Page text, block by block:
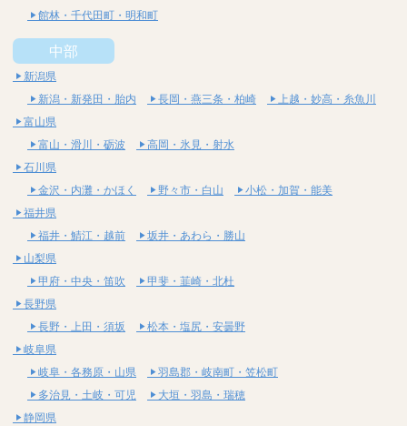
館林・千代田町・明和町
中部
新潟県
新潟・新発田・胎内
長岡・燕三条・柏崎
上越・妙高・糸魚川
富山県
富山・滑川・砺波
高岡・氷見・射水
石川県
金沢・内灘・かほく
野々市・白山
小松・加賀・能美
福井県
福井・鯖江・越前
坂井・あわら・勝山
山梨県
甲府・中央・笛吹
甲斐・韮崎・北杜
長野県
長野・上田・須坂
松本・塩尻・安曇野
岐阜県
岐阜・各務原・山県
羽島郡・岐南町・笠松町
多治見・土岐・可児
大垣・羽島・瑞穂
静岡県